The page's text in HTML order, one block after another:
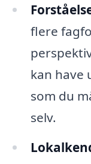
flere
kan have
som du
selv.